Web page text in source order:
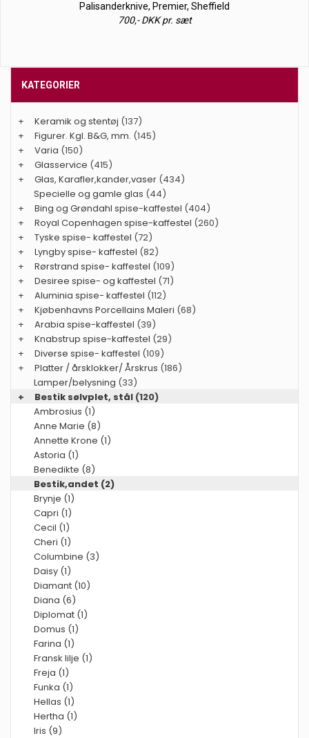
Palisanderknive, Premier, Sheffield
700,- DKK pr. sæt
KATEGORIER
+ Keramik og stentøj (137)
+
Figurer. Kgl. B&G, mm. (145)
+
Varia (150)
+
Glasservice (415)
+
Glas, Karafler,kander,vaser (434)
Specielle og gamle glas (44)
+
Bing og Grøndahl spise-kaffestel (404)
+
Royal Copenhagen spise-kaffestel (260)
+
Tyske spise- kaffestel (72)
+
Lyngby spise- kaffestel (82)
+
Rørstrand spise- kaffestel (109)
+
Desiree spise- og kaffestel (71)
+
Aluminia spise- kaffestel (112)
+
Kjøbenhavns Porcellains Maleri (68)
+
Arabia spise-kaffestel (39)
+
Knabstrup spise-kaffestel (29)
+
Diverse spise- kaffestel (109)
+
Platter / årsklokker/ Årskrus (186)
Lamper/belysning (33)
+
Bestik sølvplet, stål (120)
Ambrosius (1)
Anne Marie (8)
Annette Krone (1)
Astoria (1)
Benedikte (8)
Bestik,andet (2)
Brynje (1)
Capri (1)
Cecil (1)
Cheri (1)
Columbine (3)
Daisy (1)
Diamant (10)
Diana (6)
Diplomat (1)
Domus (1)
Farina (1)
Fransk lilje (1)
Freja (1)
Funka (1)
Hellas (1)
Hertha (1)
Iris (9)